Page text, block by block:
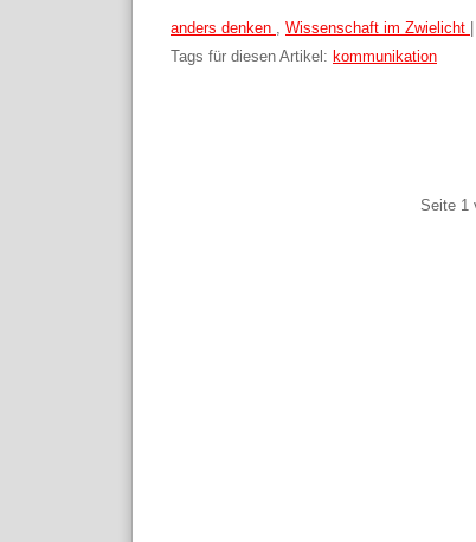
Kategorien:
anders denken , Wissenschaft im Zwielicht
Tags für diesen Artikel: kommunikation
Seite 1